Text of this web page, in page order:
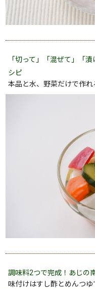
「切って」「混ぜて」「
シピ
本品と水、野菜だけで作れ
調味料2つで完成！あじの
味付けはすし酢とめんつゆ